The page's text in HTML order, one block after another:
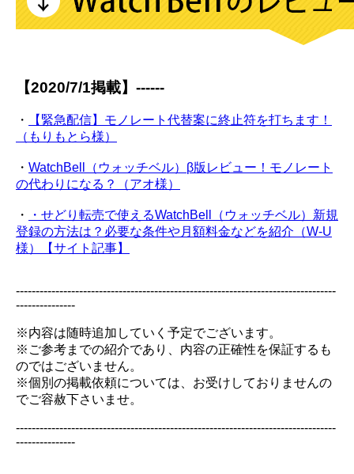
【2020/7/1掲載】------
・
【緊急配信】モノレート代替案に終止符を打ちます！
（もりもとら様）
・ WatchBell（ウォッチベル）β版レビュー！モノレート
の代わりになる？（アオ様）
・
・せどり転売で使えるWatchBell（ウォッチベル）新規
登録の方法は？必要な条件や月額料金などを紹介（W-U
様）【サイト記事】
---------------------------------------------------------------------------------
---------------
※内容は随時追加していく予定でございます。
※ご参考までの紹介であり、内容の正確性を保証するも
のではございません。
※個別の掲載依頼については、お受けしておりませんの
でご容赦下さいませ。
---------------------------------------------------------------------------------
---------------